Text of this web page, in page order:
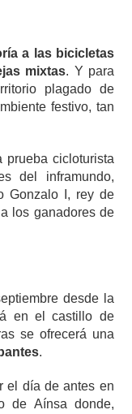
a las bicicletas
mixtas. Y para
plagado de
festivo, tan
prueba cicloturista
del inframundo,
Gonzalo I, rey de
los ganadores de
desde la
en el castillo de
se ofrecerá una
.
el día de antes en
de Aínsa donde,